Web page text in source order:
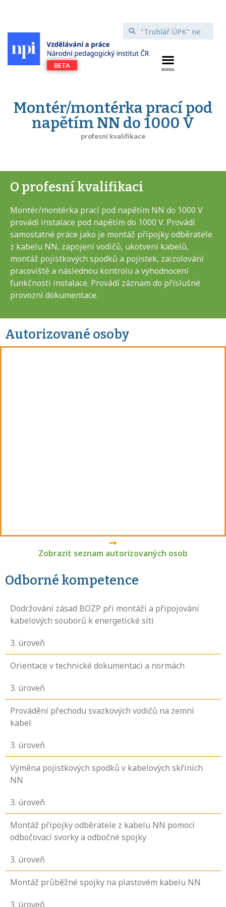
Montér/montérka prací pod
napětím NN do 1000 V
profesní kvalifikace
O profesní kvalifikaci
Montér/montérka prací pod napětím NN do 1000 V
provádí instalace pod napětím do 1000 V. Provádí
samostatné práce jako je montáž přípojky odběratele
z kabelu NN, zapojení vodičů, ukotvení kabelů,
montáž pojistkových spodků a pojistek, zaizolování
pracoviště a následnou kontrolu a vyhodnocení
funkčnosti instalace. Provádí záznam do příslušné
provozní dokumentace.
Autorizované osoby
Zobrazit seznam autorizovaných osob
Odborné kompetence
Dodržování zásad BOZP při montáži a připojování
kabelových souborů k energetické síti
3. úroveň
Orientace v technické dokumentaci a normách
3. úroveň
Provádění přechodu svazkových vodičů na zemní
kabel
3. úroveň
Výměna pojistkových spodků v kabelových skříních
NN
3. úroveň
Montáž přípojky odběratele z kabelu NN pomocí
odbočovací svorky a odbočné spojky
3. úroveň
Montáž průběžné spojky na plastovém kabelu NN
3. úroveň